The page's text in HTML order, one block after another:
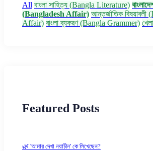
All বাংলা সাহিত্য (Bangla Literature)
(Bangladesh Affair) আন্তর্জাতিক
Affair) বাংলা ব্যকরণ (Bangla Grammer)
Featured Posts
🌿 'আমার দেখা নয়াচীন' কে লিখেছেন?